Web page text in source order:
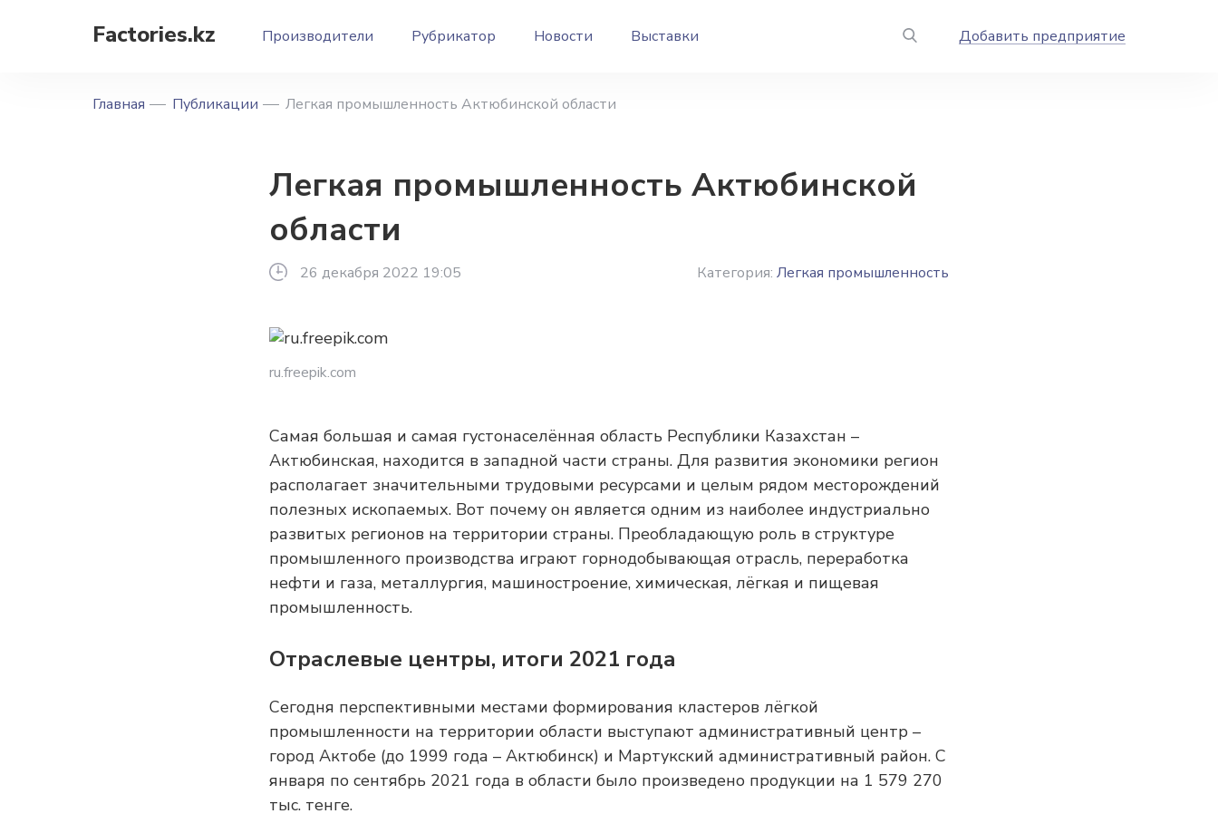
Factories.kz Производители Рубрикатор Новости Выставки Добавить предприятие
Главная Публикации Легкая промышленность Актюбинской области
Легкая промышленность Актюбинской
области
26 декабря 2022 19:05 Категория: Легкая промышленность
ru.freepik.com
Самая большая и самая густонаселённая область Республики Казахстан –
Актюбинская, находится в западной части страны. Для развития экономики регион
располагает значительными трудовыми ресурсами и целым рядом месторождений
полезных ископаемых. Вот почему он является одним из наиболее индустриально
развитых регионов на территории страны. Преобладающую роль в структуре
промышленного производства играют горнодобывающая отрасль, переработка
нефти и газа, металлургия, машиностроение, химическая, лёгкая и пищевая
промышленность.
Отраслевые центры, итоги 2021 года
Сегодня перспективными местами формирования кластеров лёгкой
промышленности на территории области выступают административный центр –
город Актобе (до 1999 года – Актюбинск) и Мартукский административный район. С
января по сентябрь 2021 года в области было произведено продукции на 1 579 270
тыс. тенге.